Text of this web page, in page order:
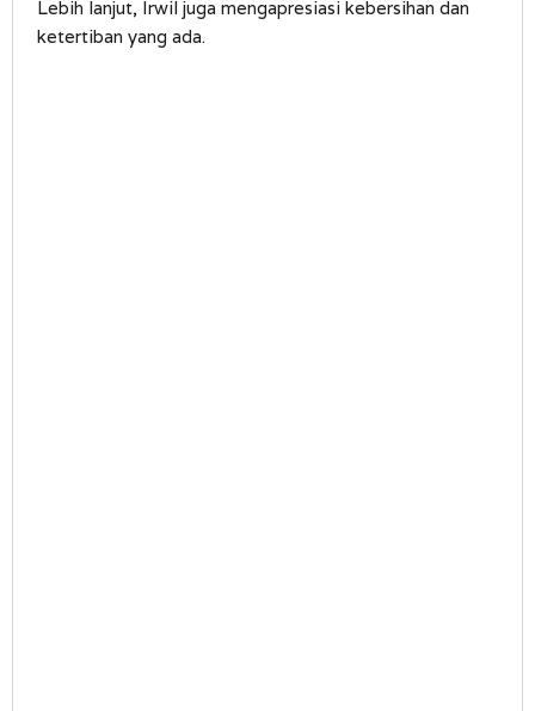
Lebih lanjut, Irwil juga mengapresiasi kebersihan dan
ketertiban yang ada.